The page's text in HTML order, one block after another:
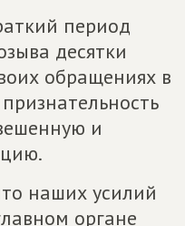
период
десятки
обращениях в
и
наших усилий
органе